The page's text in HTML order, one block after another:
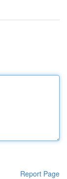
Report Page